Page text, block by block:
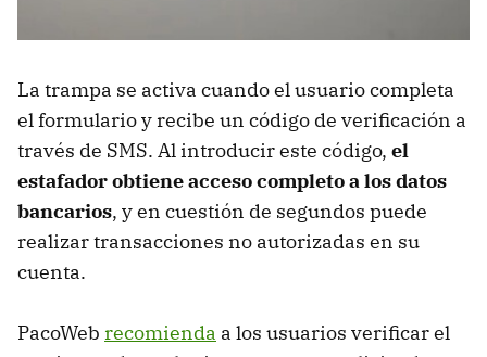
La trampa se activa cuando el usuario completa
el formulario y recibe un código de verificación a
través de SMS. Al introducir este código, el
estafador obtiene acceso completo a los datos
bancarios, y en cuestión de segundos puede
realizar transacciones no autorizadas en su
cuenta.
PacoWeb recomienda a los usuarios verificar el